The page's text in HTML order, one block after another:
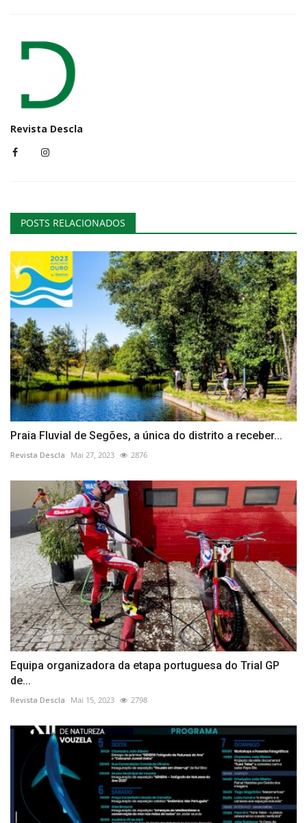
Revista Descla
POSTS RELACIONADOS
Praia Fluvial de Segões, a única do distrito a receber...
Revista Descla Mai 27, 2023 2876
Equipa organizadora da etapa portuguesa do Trial GP
de...
Revista Descla Mai 15, 2023 2798